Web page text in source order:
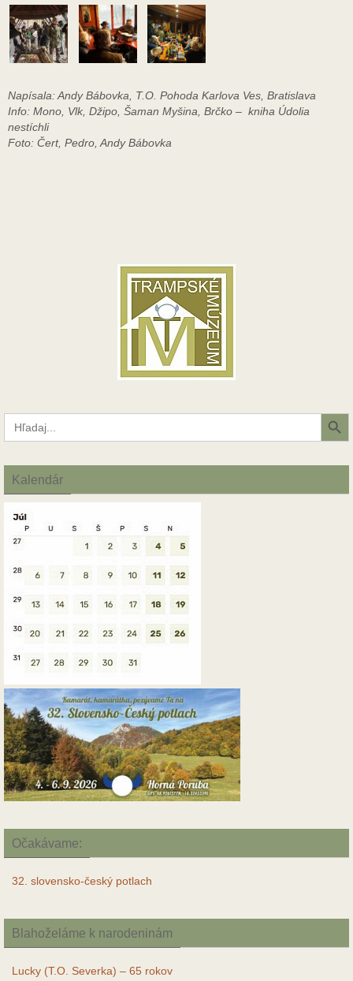
Napísala: Andy Bábovka, T.O. Pohoda Karlova Ves, Bratislava
Info: Mono, Vlk, Džipo, Šaman Myšina, Brčko – kniha Údolia
nestíchli
Foto: Čert, Pedro, Andy Bábovka
Search
for:
Search Button
Kalendár
Očakávame:
32. slovensko-český potlach
Blahoželáme k narodeninám
Lucky (T.O. Severka) – 65 rokov